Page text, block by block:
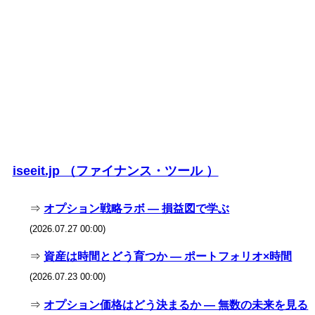
iseeit.jp （ファイナンス・ツール ）
⇒オプション戦略ラボ — 損益図で学ぶ
(2026.07.27 00:00)
⇒ 資産は時間とどう育つか — ポートフォリオ×時間
(2026.07.23 00:00)
⇒オプション価格はどう決まるか — 無数の未来を見る